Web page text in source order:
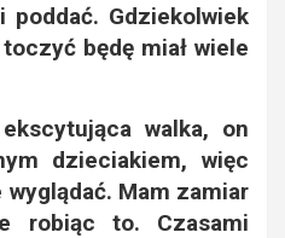
poddać. Gdziekolwiek
będę miał wiele
walka, on
dzieciakiem, więc
Mam zamiar
robiąc to. Czasami